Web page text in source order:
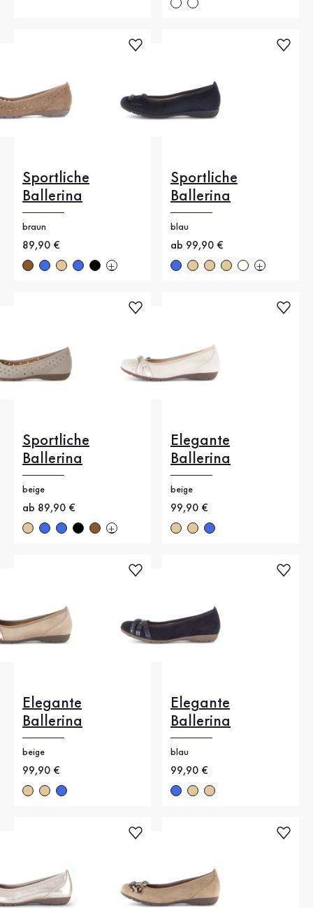
Sportliche
Ballerina
braun
Neuer Preis
89,90 €
Sportliche
Ballerina
blau
Neuer Preis
ab 99,90 €
Sportliche
Ballerina
beige
Neuer Preis
ab 89,90 €
Elegante
Ballerina
beige
Neuer Preis
99,90 €
Elegante
Ballerina
beige
Neuer Preis
99,90 €
Elegante
Ballerina
blau
Neuer Preis
99,90 €